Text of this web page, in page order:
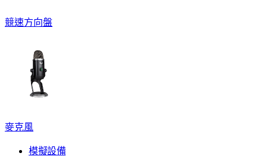
競速方向盤
麥克風
模擬設備